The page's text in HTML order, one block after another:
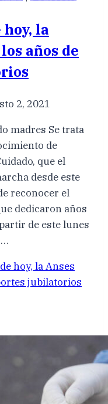
hoy, la
años de
2, 2021
madres Se trata
de
que el
desde este
reconocer el
dedicaron años
de este lunes
hoy, la Anses
jubilatorios